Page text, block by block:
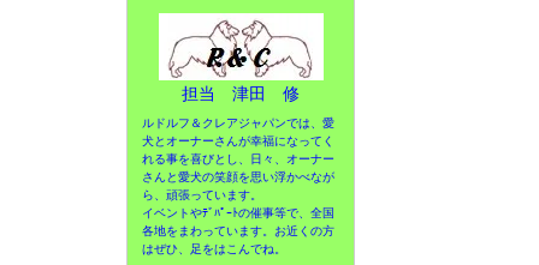
担当 津田 修
ルドルフ＆クレアジャパンでは、愛
犬とオーナーさんが幸福になってく
れる事を喜びとし、日々、オーナー
さんと愛犬の笑顔を思い浮かべなが
ら、頑張っています。
イベントやﾃﾞﾊﾟｰﾄの催事等で、全国
各地をまわっています。お近くの方
はぜひ、足をはこんでね。